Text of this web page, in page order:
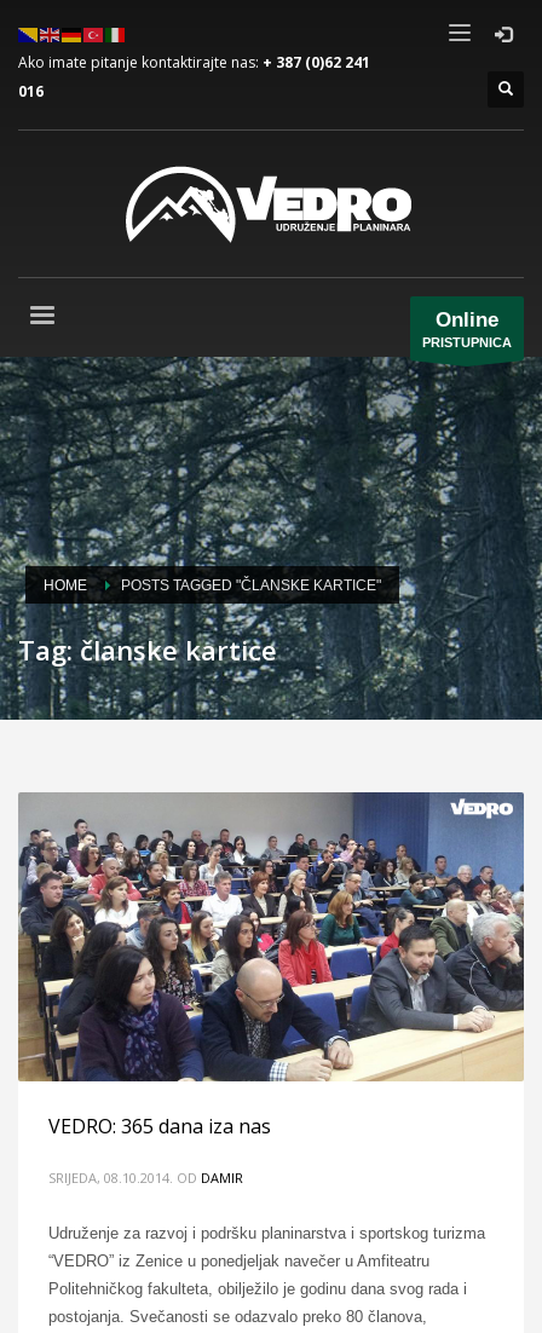
Ako imate pitanje kontaktirajte nas: + 387 (0)62 241
016
Online
PRISTUPNICA
HOME POSTS TAGGED "ČLANSKE KARTICE"
Tag: članske kartice
VEDRO: 365 dana iza nas
SRIJEDA, 08.10.2014. OD DAMIR
Udruženje za razvoj i podršku planinarstva i sportskog turizma
“VEDRO” iz Zenice u ponedjeljak navečer u Amfiteatru
Politehničkog fakulteta, obilježilo je godinu dana svog rada i
postojanja. Svečanosti se odazvalo preko 80 članova,